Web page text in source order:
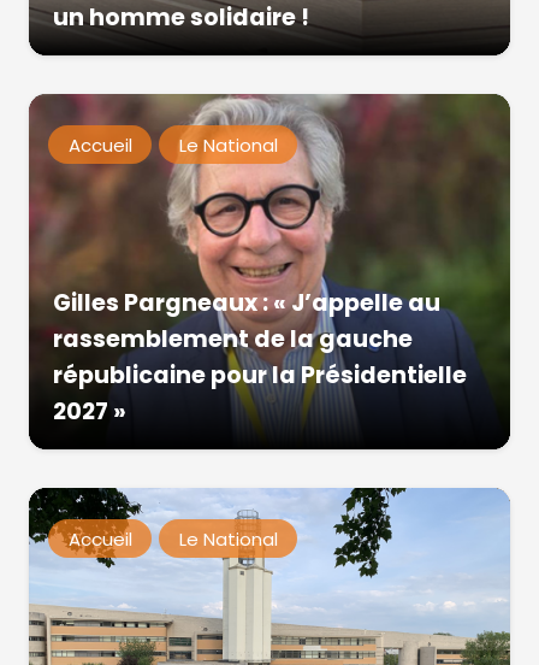
un homme solidaire !
Accueil Le National
Gilles Pargneaux : « J’appelle au
rassemblement de la gauche
républicaine pour la Présidentielle
2027 »
Accueil Le National